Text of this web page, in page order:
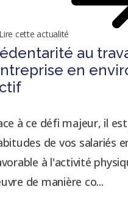
cette actualité
au
en
à ce défi majeur, il
de vos salariés
à l'activité
de manière co...